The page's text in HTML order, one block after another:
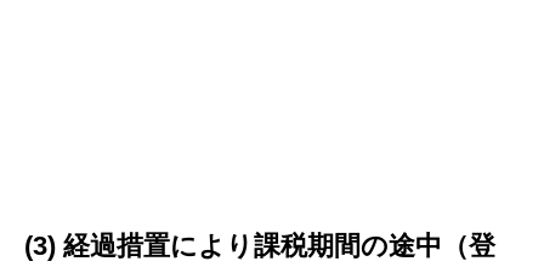
(3) 経過措置により課税期間の途中（登